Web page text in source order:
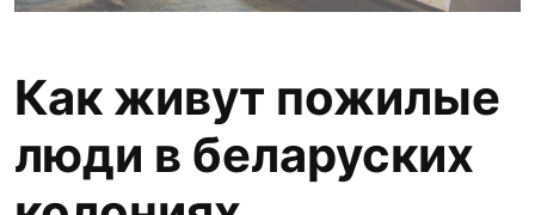
Как живут пожилые
люди в беларуских